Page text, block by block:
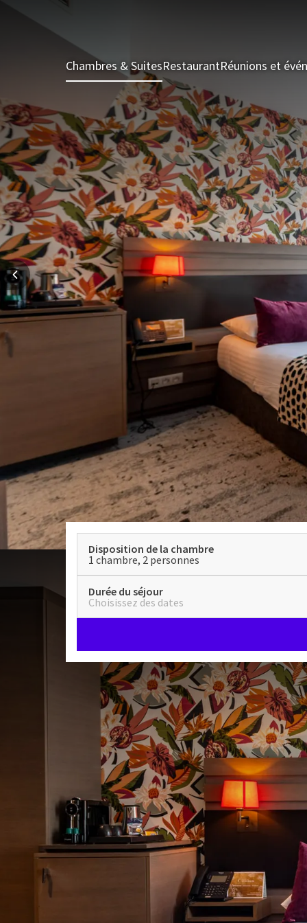
Chambres & SuitesRestaurantRéunions et
Disposition de la chambre
1 chambre, 2 personnes
Durée du séjour
Choisissez des dates
Classic King
CHAMBRES
31m²
Lit king size Baignoire et/ou douche
Arrivée à partir de 15:00 Départ jusqu'à 12:00
Confort et élégance dans
Séjournez dans notreChambre Classic King
raffiné au cœur de la ville. Parfaite pour un
séjour
Chaque chambre est équipée d’unlit king-size,
climatisation individuelle et d’un nécessaire à